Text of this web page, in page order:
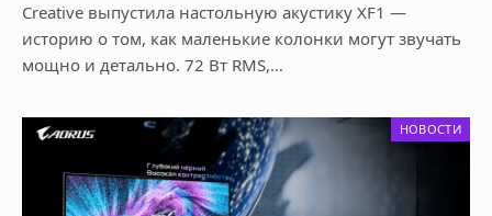
Creative выпустила настольную акустику XF1 —
историю о том, как маленькие колонки могут звучать
мощно и детально. 72 Вт RMS,…
НОВОСТИ